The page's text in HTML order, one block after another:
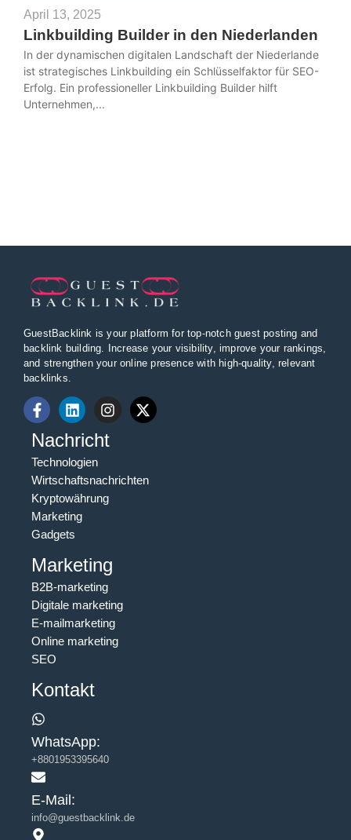
April 13, 2025
Linkbuilding Builder in den Niederlanden
In der dynamischen digitalen Landschaft der Niederlande
ist strategisches Linkbuilding ein Schlüsselfaktor für SEO-
Erfolg. Ein professioneller Linkbuilding Builder hilft
Unternehmen,...
GuestBacklink is your platform for top-notch guest posting and
backlink building. Increase your visibility, improve your rankings,
and strengthen your online presence with high-quality, relevant
backlinks.
Nachricht
Technologien
Wirtschaftsnachrichten
Kryptowährung
Marketing
Gadgets
Marketing
B2B-marketing
Digitale marketing
E-mailmarketing
Online marketing
SEO
Kontakt
WhatsApp:
+8801953395640
E-Mail:
info@guestbacklink.de